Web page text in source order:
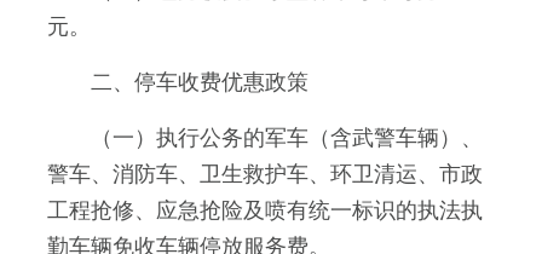
元。
二、停车收费优惠政策
（一）执行公务的军车（含武警车辆）、
警车、消防车、卫生救护车、环卫清运、市政
工程抢修、应急抢险及喷有统一标识的执法执
勤车辆免收车辆停放服务费。